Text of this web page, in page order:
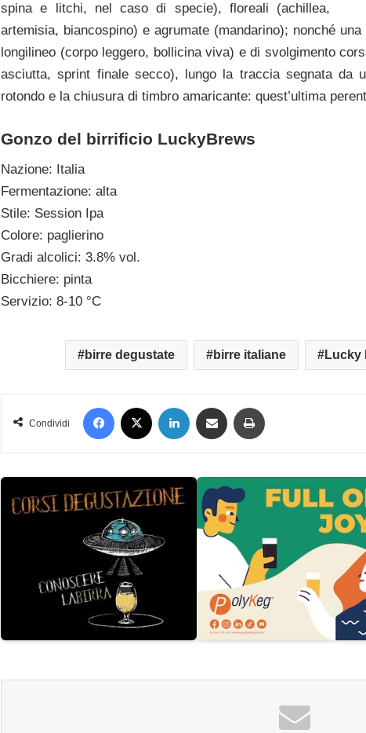
spina e litchi, nel caso di specie), floreali (achillea,
artemisia, biancospino) e agrumate (mandarino); nonché
longilineo (corpo leggero, bollicina viva) e di svolgimento
asciutta, sprint finale secco), lungo la traccia segnata da
rotondo e la chiusura di timbro amaricante: quest’ultima
Gonzo del birrificio LuckyBrews
Nazione: Italia
Fermentazione: alta
Stile: Session Ipa
Colore: paglierino
Gradi alcolici: 3.8% vol.
Bicchiere: pinta
Servizio: 8-10 °C
birre degustate birre italiane Lucky
Condividi
Facebook LinkedIn Condividi via mail